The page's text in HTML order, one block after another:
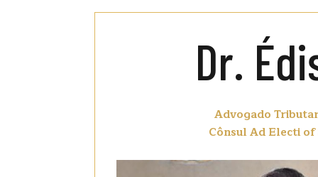
Dr.
Advogado
Cônsul Ad Electi